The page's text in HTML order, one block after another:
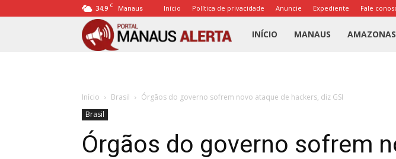
34.9 C Manaus Início Política de privacidade Anuncie Expediente Fale
Portal
INÍCIO MANAUS AMAZONAS
Início Brasil
Órgãos do governo sofrem novo ataque de hackers, diz GSI
Brasil
Órgãos do governo sofrem